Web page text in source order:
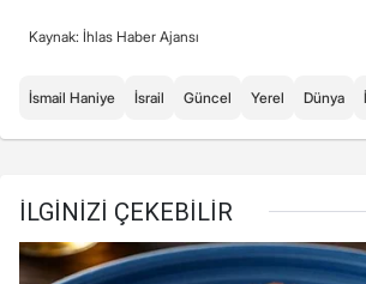
Kaynak: İhlas Haber Ajansı
İsmail Haniye İsrail Güncel Yerel Dünya